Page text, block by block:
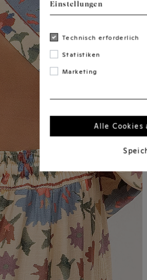
Einstellungen
Technisch erforderlich
Statistiken
Marketing
Alle Cookies